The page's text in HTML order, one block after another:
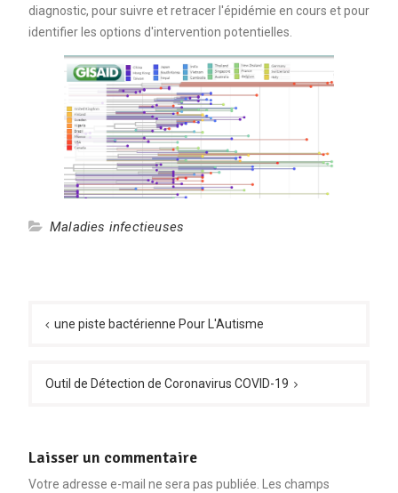
diagnostic, pour suivre et retracer l'épidémie en cours et pour
identifier les options d'intervention potentielles.
Maladies infectieuses
de une piste bactérienne Pour L'Autisme
Outil de Détection de Coronavirus COVID-19
Laisser un commentaire
Votre adresse e-mail ne sera pas publiée.
Les champs